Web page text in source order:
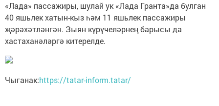
«Лада» пассажиры, шулай ук «Лада Гранта»да булган
40 яшьлек хатын-кыз һәм 11 яшьлек пассажиры
җәрәхәтләнгән. Зыян күрүчеләрнең барысы да
хастаханәләргә китерелде.
Чыганак:https://tatar-inform.tatar/